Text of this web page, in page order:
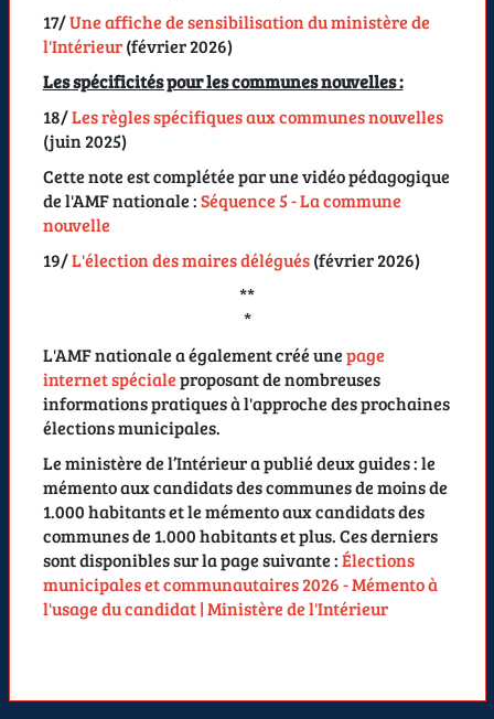
17/Une affiche de sensibilisation du ministère de
l'Intérieur(février 2026)
Les spécificités pour les communes nouvelles :
18/Les règles spécifiques aux communes nouvelles
(juin 2025)
Cette note est complétée par une vidéo pédagogique
de l'AMF nationale :Séquence 5 - La commune
nouvelle
19/L'élection des maires délégués(février 2026)
**
*
L'AMF nationale a également créé unepage
internet spécialeproposant de nombreuses
informations pratiques à l'approche des prochaines
élections municipales.
Le ministère de l’Intérieur a publié deux guides : le
mémento aux candidats des communes de moins de
1.000 habitants et le mémento aux candidats des
communes de 1.000 habitants et plus. Ces derniers
sont disponibles sur la page suivante :Élections
municipales et communautaires 2026 - Mémento à
l'usage du candidat | Ministère de l'Intérieur